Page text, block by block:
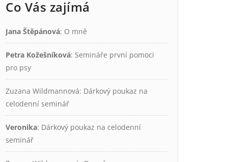
Co Vás zajímá
Jana Štěpánová: O mně
Petra Kožešníková: Semináře první pomoci
pro psy
Zuzana Wildmannová: Dárkový poukaz na
celodenní seminář
Veronika: Dárkový poukaz na celodenní
seminář